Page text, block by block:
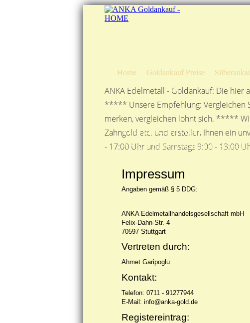
Home Goldankauf Preise
ANKA Edelmetall - Goldankauf: Die hier
***** Unsere Empfehlung: Vergleichen
merken, vergleichen lohnt sich. *****
Zahngold etc. und erstellen Ihnen ein
- 17:00 Uhr und Samstags 9:00 - 13:00
Impressum
ANKA
Impressum
Angaben gemäß § 5 DDG:
ANKA Edelmetallhandelsgesellschaft mbH
Felix-Dahn-Str. 4
70597 Stuttgart
Vertreten durch:
Ahmet Garipoglu
Kontakt:
Telefon: 0711 - 91277944
E-Mail: info@anka-gold.de
Registereintrag: